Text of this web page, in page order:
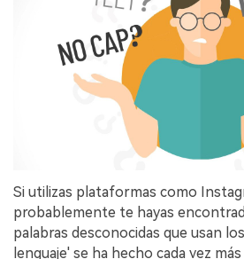
Si utilizas plataformas como
probablemente te hayas
palabras desconocidas que usan
lenguaje' se ha hecho cada vez